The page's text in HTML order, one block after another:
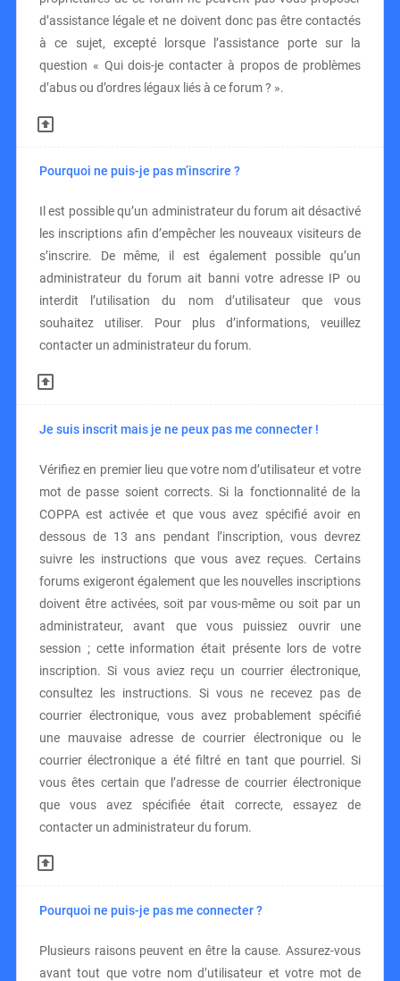
d’assistance légale et ne doivent donc pas être contactés
à ce sujet, excepté lorsque l’assistance porte sur la
question « Qui dois-je contacter à propos de problèmes
d’abus ou d’ordres légaux liés à ce forum ? ».
Pourquoi ne puis-je pas m’inscrire ?
Il est possible qu’un administrateur du forum ait désactivé
les inscriptions afin d’empêcher les nouveaux visiteurs de
s’inscrire. De même, il est également possible qu’un
administrateur du forum ait banni votre adresse IP ou
interdit l’utilisation du nom d’utilisateur que vous
souhaitez utiliser. Pour plus d’informations, veuillez
contacter un administrateur du forum.
Je suis inscrit mais je ne peux pas me connecter !
Vérifiez en premier lieu que votre nom d’utilisateur et votre
mot de passe soient corrects. Si la fonctionnalité de la
COPPA est activée et que vous avez spécifié avoir en
dessous de 13 ans pendant l’inscription, vous devrez
suivre les instructions que vous avez reçues. Certains
forums exigeront également que les nouvelles inscriptions
doivent être activées, soit par vous-même ou soit par un
administrateur, avant que vous puissiez ouvrir une
session ; cette information était présente lors de votre
inscription. Si vous aviez reçu un courrier électronique,
consultez les instructions. Si vous ne recevez pas de
courrier électronique, vous avez probablement spécifié
une mauvaise adresse de courrier électronique ou le
courrier électronique a été filtré en tant que pourriel. Si
vous êtes certain que l’adresse de courrier électronique
que vous avez spécifiée était correcte, essayez de
contacter un administrateur du forum.
Pourquoi ne puis-je pas me connecter ?
Plusieurs raisons peuvent en être la cause. Assurez-vous
avant tout que votre nom d’utilisateur et votre mot de